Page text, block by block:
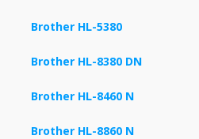
Brother HL-5380
Brother HL-8380 DN
Brother HL-8460 N
Brother HL-8860 N